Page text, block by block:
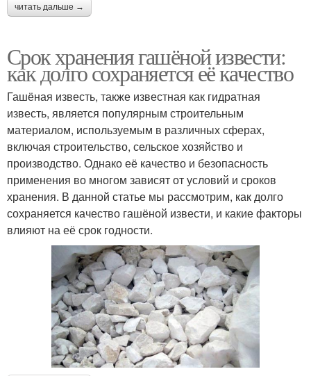
читать дальше →
Срок хранения гашёной извести:
как долго сохраняется её качество
Гашёная известь, также известная как гидратная
известь, является популярным строительным
материалом, используемым в различных сферах,
включая строительство, сельское хозяйство и
производство. Однако её качество и безопасность
применения во многом зависят от условий и сроков
хранения. В данной статье мы рассмотрим, как долго
сохраняется качество гашёной извести, и какие факторы
влияют на её срок годности.